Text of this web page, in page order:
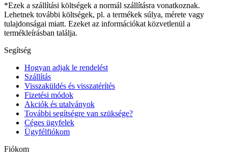
*Ezek a szállítási költségek a normál szállításra vonatkoznak.
Lehetnek további költségek, pl. a termékek súlya, mérete vagy
tulajdonságai miatt. Ezeket az információkat közvetlenül a
termékleírásban találja.
Segítség
Hogyan adjak le rendelést
Szállítás
Visszaküldés és visszatérítés
Fizetési módok
Akciók és utalványok
További segítségre van szüksége?
Céges ügyfelek
Ügyfélfiókom
Fiókom